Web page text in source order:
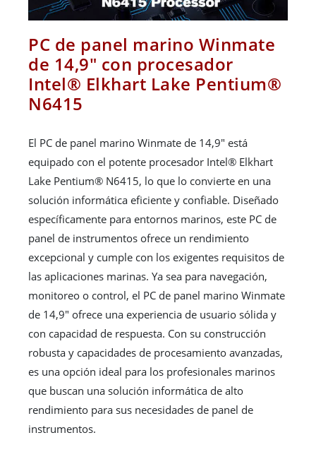
PC de panel marino Winmate
de 14,9" con procesador
Intel® Elkhart Lake Pentium®
N6415
El PC de panel marino Winmate de 14,9" está
equipado con el potente procesador Intel® Elkhart
Lake Pentium® N6415, lo que lo convierte en una
solución informática eficiente y confiable. Diseñado
específicamente para entornos marinos, este PC de
panel de instrumentos ofrece un rendimiento
excepcional y cumple con los exigentes requisitos de
las aplicaciones marinas. Ya sea para navegación,
monitoreo o control, el PC de panel marino Winmate
de 14,9" ofrece una experiencia de usuario sólida y
con capacidad de respuesta. Con su construcción
robusta y capacidades de procesamiento avanzadas,
es una opción ideal para los profesionales marinos
que buscan una solución informática de alto
rendimiento para sus necesidades de panel de
instrumentos.